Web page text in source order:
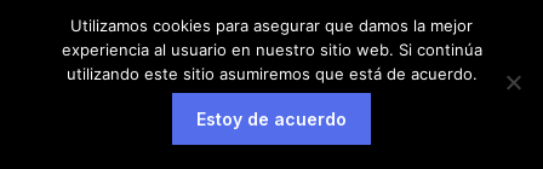
Política de privacidad Política de cookies
Utilizamos cookies para asegurar que damos la mejor
experiencia al usuario en nuestro sitio web. Si continúa
utilizando este sitio asumiremos que está de acuerdo.
Estoy de acuerdo